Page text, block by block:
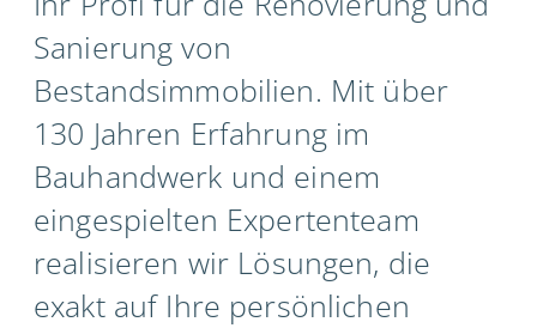
Sanierung von
Bestandsimmobilien. Mit über
130 Jahren Erfahrung im
Bauhandwerk und einem
eingespielten Expertenteam
realisieren wir Lösungen, die
exakt auf Ihre persönlichen